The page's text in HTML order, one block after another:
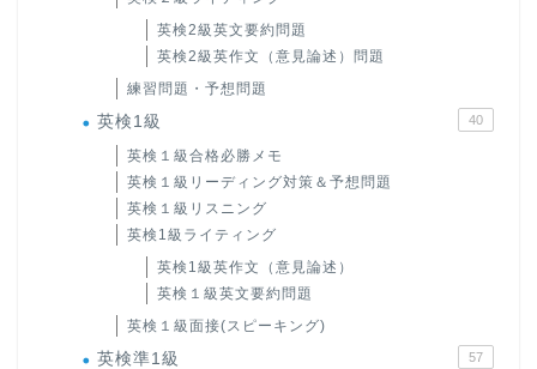
英検2級英文要約問題
英検2級英作文（意見論述）問題
練習問題・予想問題
英検1級 40
英検１級合格必勝メモ
英検１級リーディング対策＆予想問題
英検１級リスニング
英検1級ライティング
英検1級英作文（意見論述）
英検１級英文要約問題
英検１級面接(スピーキング)
英検準1級 57